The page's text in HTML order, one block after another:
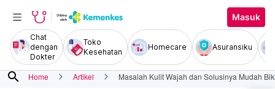
Masuk
Chat
dengan
Dokter
Toko
Kesehatan
Homecare Asuransiku
search Home Artikel Masalah Kulit Wajah dan Solusinya Mudah